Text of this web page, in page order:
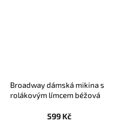
Broadway dámská mikina s
rolákovým límcem béžová
599 Kč